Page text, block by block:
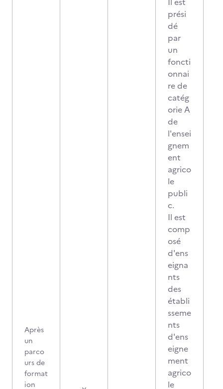
Après
un
parco
urs de
format
ion
prési
dé
par
un
foncti
onnai
re de
catég
orie A
de
l'ensei
gnem
ent
agrico
le
publi
c.
Il est
comp
osé
d'ens
eigna
nts
des
établi
sseme
nts
d'ens
eigne
ment
agrico
le